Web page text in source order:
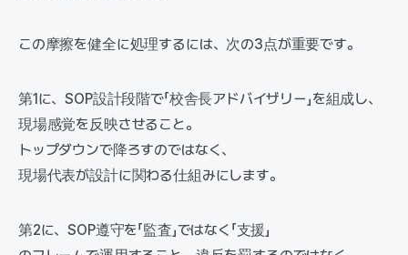
この摩擦を健全に処理するには、次の3点が重要です。
第1に、SOP設計段階で「校舎長アドバイザリー」を組成し、
現場感覚を反映させること。
トップダウンで降ろすのではなく、
現場代表が設計に関わる仕組みにします。
第2に、SOP遵守を「監査」ではなく「支援」